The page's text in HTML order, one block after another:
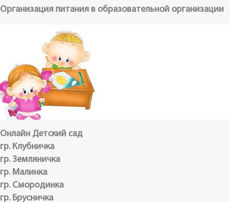
Организация питания в образовательной организации
Онлайн Детский сад
гр. Клубничка
гр. Земляничка
гр. Малинка
гр. Смородинка
гр. Брусничка